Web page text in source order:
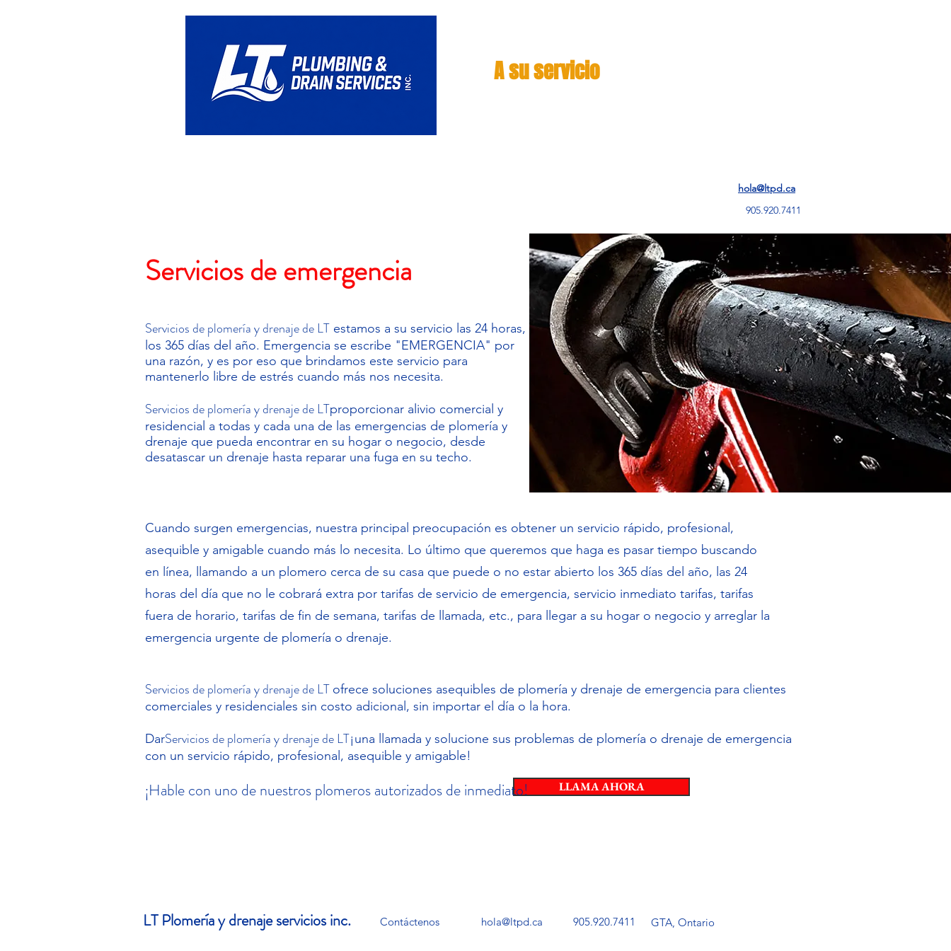
A su servicio
hola@ltpd.ca
905.920.7411
Servicios de emergencia
Servicios de plomería y drenaje de LT estamos a su servicio las 24 horas,
los 365 días del año. Emergencia se escribe "EMERGENCIA" por
una razón, y es por eso que brindamos este servicio para
mantenerlo libre de estrés cuando más nos necesita.
Servicios de plomería y drenaje de LTproporcionar alivio comercial y
residencial a todas y cada una de las emergencias de plomería y
drenaje que pueda encontrar en su hogar o negocio, desde
desatascar un drenaje hasta reparar una fuga en su techo.
Cuando surgen emergencias, nuestra principal preocupación es obtener un servicio rápido, profesional,
asequible y amigable cuando más lo necesita. Lo último que queremos que haga es pasar tiempo buscando
en línea, llamando a un plomero cerca de su casa que puede o no estar abierto los 365 días del año, las 24
horas del día que no le cobrará extra por tarifas de servicio de emergencia, servicio inmediato tarifas, tarifas
fuera de horario, tarifas de fin de semana, tarifas de llamada, etc., para llegar a su hogar o negocio y arreglar la
emergencia urgente de plomería o drenaje.
LLAMA AHORA
Servicios de plomería y drenaje de LT ofrece soluciones asequibles de plomería y drenaje de emergencia para clientes
comerciales y residenciales sin costo adicional, sin importar el día o la hora.
DarServicios de plomería y drenaje de LT¡una llamada y solucione sus problemas de plomería o drenaje de emergencia
con un servicio rápido, profesional, asequible y amigable!
¡Hable con uno de nuestros plomeros autorizados de inmediato!
LTPlomería y drenajeservicios inc. Contáctenos hola@ltpd.ca 905.920.7411 GTA, Ontario